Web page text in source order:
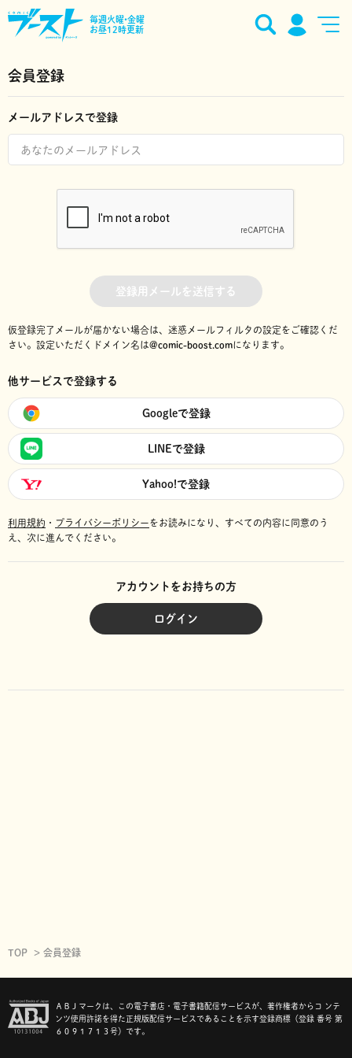
毎週火曜•金曜
お昼12時更新
会員登録
メールアドレスで登録
登録用メールを送信する
仮登録完了メールが届かない場合は、迷惑メールフィルタの設定をご確認くだ
さい。 設定いただくドメイン名は@comic-boost.comになります。
他サービスで登録する
Googleで登録
LINEで登録
Yahoo!で登録
利用規約 ・ プライバシーポリシーをお読みになり、 すべての内容に同意のう
え、次に進んでください。
アカウントをお持ちの方
ログイン
TOP 会員登録
ＡＢＪマークは、この電子書店・電子書籍配信サービスが、著作権者からコ ンテ
ンツ使用許諾を得た正規版配信サービスであることを示す登録商標（登録 番号 第
６０９１７１３号）です。